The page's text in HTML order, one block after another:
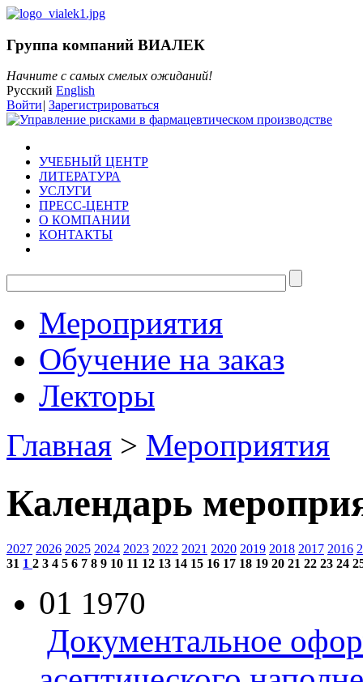
Группа компаний ВИАЛЕК
Начните с самых смелых ожиданий!
Русский English
Войти| Зарегистрироваться
УЧЕБНЫЙ ЦЕНТР
ЛИТЕРАТУРА
УСЛУГИ
ПРЕСС-ЦЕНТР
О КОМПАНИИ
КОНТАКТЫ
Мероприятия
Обучение на заказ
Лекторы
Главная > Мероприятия
Календарь
2027 2026 2025 2024 2023 2022 2021 2020 2019 2018 2017 2016
31 1 2 3 4 5 6 7 8 9 10 11 12 13 14 15 16 17 18 19 20 21 22 23 24
01 1970
Документальное